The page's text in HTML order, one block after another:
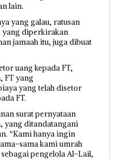
lain.
yang galau, ratusan
yang diperkirakan
jamaah itu, juga dibuat
uang kepada FT,
FT yang
yang telah disetor
FT.
surat pernyataan
yang ditandatangani
“Kami hanya ingin
sama kami umrah
pengelola Al-Lail,